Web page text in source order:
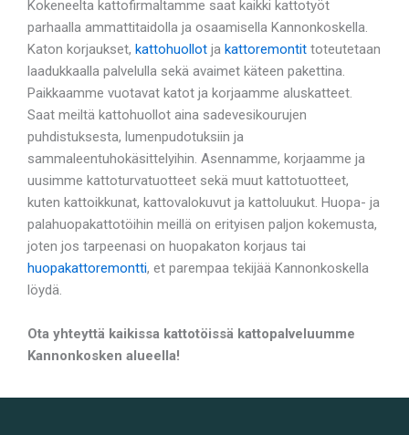
Kokeneelta kattofirmaltamme saat kaikki kattotyöt
parhaalla ammattitaidolla ja osaamisella Kannonkoskella.
Katon korjaukset, kattohuollot ja kattoremontit toteutetaan
laadukkaalla palvelulla sekä avaimet käteen pakettina.
Paikkaamme vuotavat katot ja korjaamme aluskatteet.
Saat meiltä kattohuollot aina sadevesikourujen
puhdistuksesta, lumenpudotuksiin ja
sammaleentuhokäsittelyihin. Asennamme, korjaamme ja
uusimme kattoturvatuotteet sekä muut kattotuotteet,
kuten kattoikkunat, kattovalokuvut ja kattoluukut. Huopa- ja
palahuopakattotöihin meillä on erityisen paljon kokemusta,
joten jos tarpeenasi on huopakaton korjaus tai
huopakattoremontti, et parempaa tekijää Kannonkoskella
löydä.
Ota yhteyttä kaikissa kattotöissä kattopalveluumme
Kannonkosken alueella!